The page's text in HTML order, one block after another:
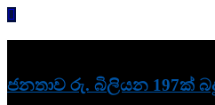
Skip
ජනතාව රු. බිලියන 197ක්